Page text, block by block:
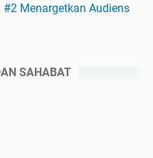
Menargetkan Audiens
SAHABAT